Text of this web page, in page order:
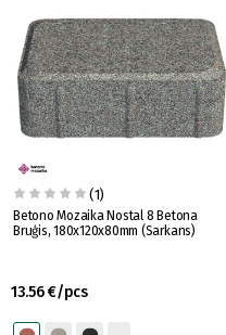
(1)
Betono Mozaika Nostal 8 Betona
Bruģis, 180x120x80mm (Sarkans)
13.56 €/pcs